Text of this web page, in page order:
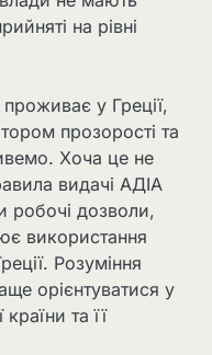
на рівні
у Греції,
прозорості та
Хоча це не
видачі АДІА
робочі дозволи,
використання
Розуміння
орієнтуватися у
країни та її